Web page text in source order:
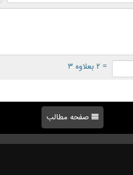
= ۲ بعلاوه ۳
صفحه مطالب